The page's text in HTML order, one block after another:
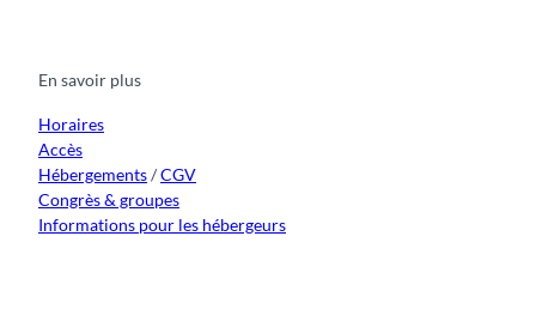
o
e
r
En savoir plus
Horaires
Accès
Hébergements/CGV
Congrès & groupes
Informations pour les hébergeurs